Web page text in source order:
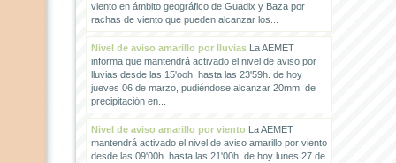
viento en ámbito geográfico de Guadix y Baza por
rachas de viento que pueden alcanzar los...
Nivel de aviso amarillo por lluviasLa AEMET
informa que mantendrá activado el nivel de aviso por
lluvias desde las 15'ooh. hasta las 23'59h. de hoy
jueves 06 de marzo, pudiéndose alcanzar 20mm. de
precipitación en...
Nivel de aviso amarillo por vientoLa AEMET
mantendrá activado el nivel de aviso amarillo por viento
desde las 09'00h. hasta las 21'00h. de hoy lunes 27 de